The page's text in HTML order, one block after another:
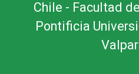
Chile - Facultad
Pontificia